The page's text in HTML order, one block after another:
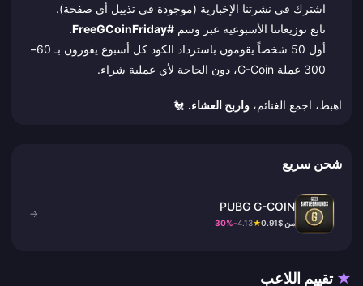
اشترك في نشرتنا الإخبارية (موجودة في تذييل أي صفحة).
تابع توزيعاتنا الأسبوعية عبر وسم #FreeGCoinFriday
.
أول 50 شخصاً يقومون باسترداد الكود كل أسبوع يفوزون بـ 60–
300 عملة G-Coin، دون الحاجة لأي عملية شراء.
اهبط، اجمع الغنائم، واربح العشاء. 🐔
شحن سريع
PUBG G-COIN
من $0.91 ★
4.13
-30%
→
★ تقييم اللاعب